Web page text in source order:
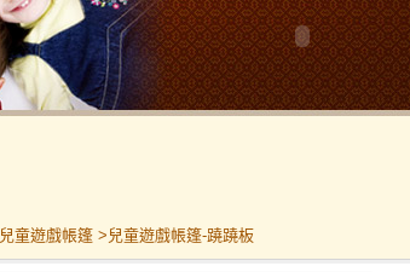
兒童遊戲帳篷 >兒童遊戲帳篷-蹺蹺板